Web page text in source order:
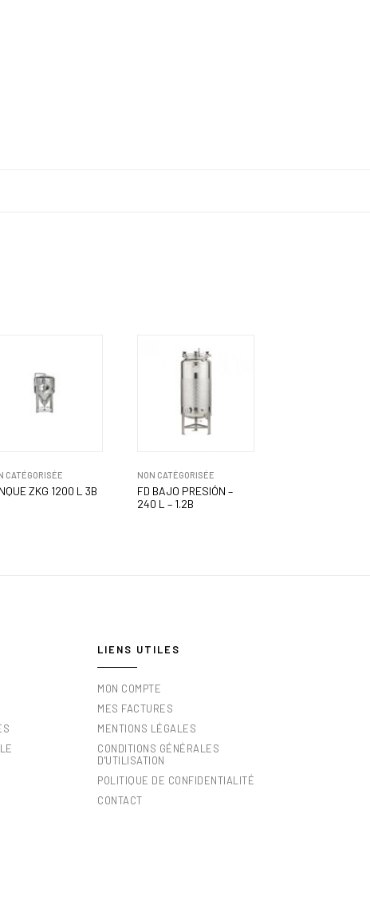
CATÉGORISÉE
ZKG 1200 L 3B
NON CATÉGORISÉE
FD BAJO PRESIÓN –
240 L – 1.2B
LIENS UTILES
MON COMPTE
MES FACTURES
MENTIONS LÉGALES
CONDITIONS GÉNÉRALES
D'UTILISATION
POLITIQUE DE CONFIDENTIALITÉ
CONTACT